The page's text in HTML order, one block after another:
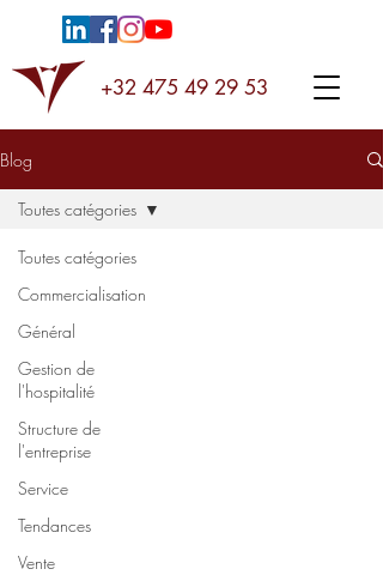
+32 475 49 29 53
Blog
Toutes catégories
Commercialisation
Général
Gestion de
l'hospitalité
Structure de
l'entreprise
Service
Tendances
Vente
Toutes catégories